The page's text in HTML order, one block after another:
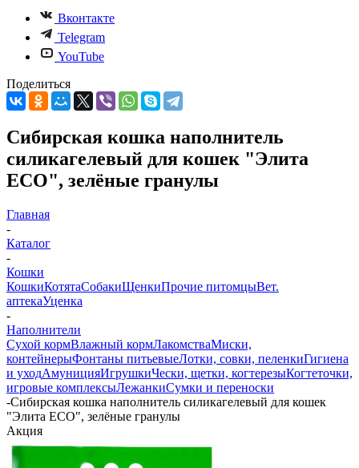
Вконтакте
Telegram
YouTube
Поделиться
Сибирская кошка наполнитель
силикагелевый для кошек "Элита
ECO", зелёные гранулы
Главная
-
Каталог
-
Кошки
КошкиКотятаСобакиЩенкиПрочие питомцыВет.
аптекаУценка
-
Наполнители
Сухой кормВлажный кормЛакомстваМиски,
контейнерыФонтаны питьевыеЛотки, совки, пеленкиГигиена
и уходАмуницияИгрушкиЧески, щетки, когтерезыКогтеточки,
игровые комплексыЛежанкиСумки и переноски
-Сибирская кошка наполнитель силикагелевый для кошек
"Элита ECO", зелёные гранулы
Акция